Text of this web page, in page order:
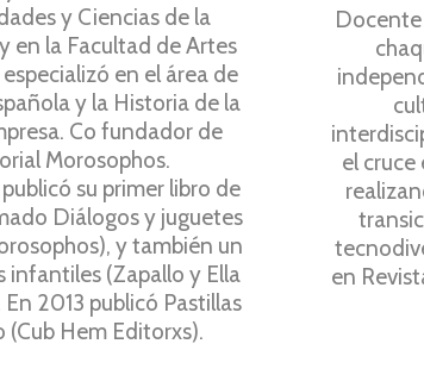
y Ciencias de la
en la Facultad de Artes
en el área de
y la Historia de la
Co fundador de
Morosophos.
su primer libro de
Diálogos y juguetes
y también un
infantiles (Zapallo y Ella
2013 publicó Pastillas
(Cub Hem Editorxs).
el
en